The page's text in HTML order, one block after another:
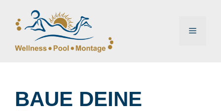
Inhalt
springen
Menü
BAUE DEINE